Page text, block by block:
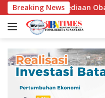
Langsung
ke
konten
Breaking NewsObat Aman